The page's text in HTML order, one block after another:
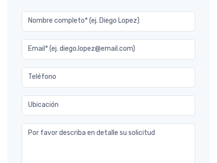
Nombre completo* (ej. Diego Lopez)
Email* (ej. diego.lopez@email.com)
Teléfono
Ubicación
Por favor describa en detalle su solicitud